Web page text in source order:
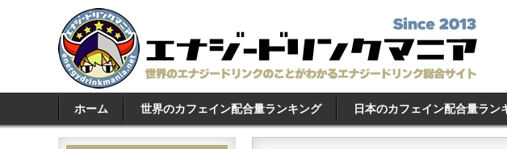
ホーム 世界のカフェイン配合量ランキング 日本のカフェイン配合量ラン